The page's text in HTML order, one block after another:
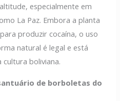
especialmente em
La Paz. Embora a planta
produzir cocaína, o uso
natural é legal e está
boliviana.
de borboletas do